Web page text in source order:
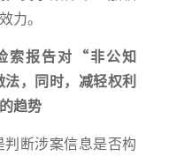
力。
索报告对“非公知
，同时，减轻权利
趋势
断涉案信息是否构